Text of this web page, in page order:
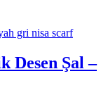
Desen Şal –